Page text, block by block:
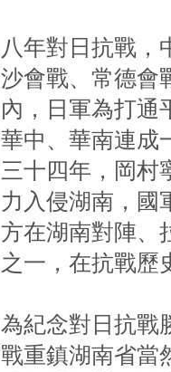
八年對日抗戰，
沙會戰、常德會
內，日軍為打通
華中、華南連成
三十四年，岡村
力入侵湖南，國
方在湖南對陣、
之一，在抗戰歷
為紀念對日抗戰
戰重鎮湖南省當